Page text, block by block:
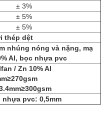
± 3%
± 5%
± 5%
thép dệt
nhúng nóng và nặng, mạ
Al, bọc nhựa pvc
/ Zn 10% Al
pvc: 0,5mm